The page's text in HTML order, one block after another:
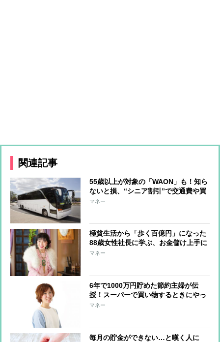
関連記事
55歳以上が対象の「WAON」も！知ら
ないと損、“シニア割引”で交通費や買
い物がお得に
マネー
極貧生活から「歩く百億円」になった
88歳女性社長に学ぶ、お金儲け上手に
なる考え方「100円でも余計な散財は
マネー
6年で1000万円貯めた節約主婦が伝
授！スーパーで買い物するときにやっ
てはいけない5つのこと
マネー
毎月の貯金ができない…と嘆く人に